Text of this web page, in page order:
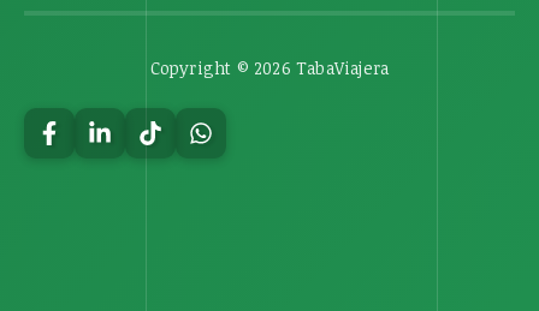
Copyright © 2026 TabaViajera